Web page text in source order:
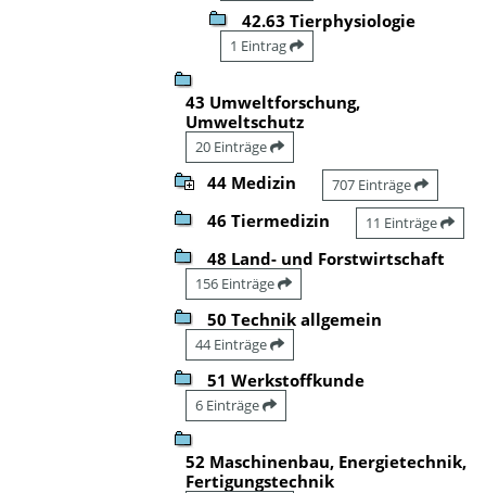
42.63 Tierphysiologie
1 Eintrag
43 Umweltforschung,
Umweltschutz
20 Einträge
44 Medizin 707 Einträge
46 Tiermedizin 11 Einträge
48 Land- und Forstwirtschaft
156 Einträge
50 Technik allgemein
44 Einträge
51 Werkstoffkunde
6 Einträge
52 Maschinenbau, Energietechnik,
Fertigungstechnik